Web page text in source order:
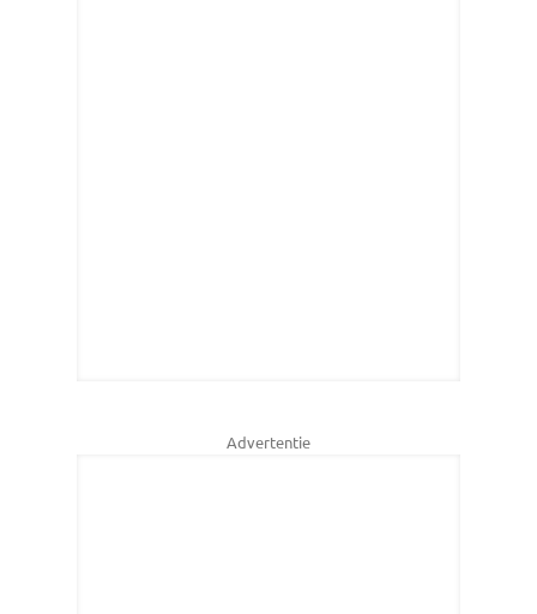
Advertentie